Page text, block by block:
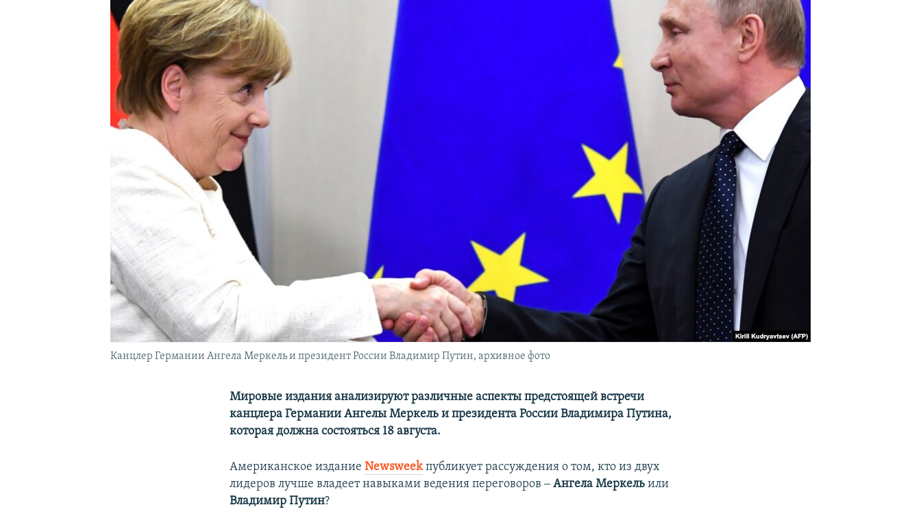
КРЫМ.НЕПОКОРЕННЫЙ
УКРАИНСКАЯ ПРОБЛЕМА КРЫМА
Канцлер Германии Ангела Меркель и президент России Владимир Путин, архивное фото
Мировые издания анализируют различные аспекты предстоящей встречи
канцлера Германии Ангелы Меркель и президента России Владимира Путина,
которая должна состояться 18 августа.
Американское изданиеNewsweekпубликует рассуждения о том, кто из двух
лидеров лучше владеет навыками ведения переговоров ‒Ангела Меркель или
Владимир Путин?